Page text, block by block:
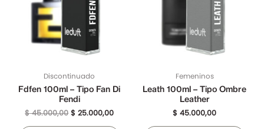
Discontinuado
Fdfen 100ml – Tipo Fan Di
Fendi
$45.000,00 $ 25.000,00
Femeninos
Leath 100ml – Tipo Ombre
Leather
$ 45.000,00